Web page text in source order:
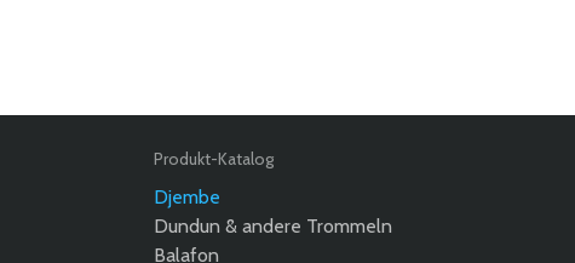
Produkt-Katalog
Djembe
Dundun & andere Trommeln
Balafon